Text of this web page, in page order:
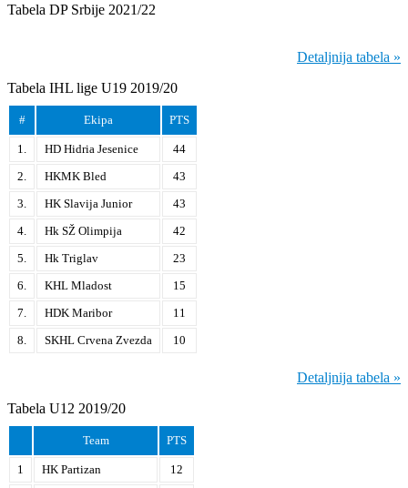
Tabela DP Srbije 2021/22
Detaljnija tabela »
Tabela IHL lige U19 2019/20
# Ekipa PTS
1. HD Hidria Jesenice
44
2.
HKMK Bled
43
3.
HK Slavija Junior
43
4.
Hk SŽ Olimpija
42
5.
Hk Triglav
23
6.
KHL Mladost
15
7.
HDK Maribor
11
8.
SKHL Crvena Zvezda 10
Detaljnija tabela »
Tabela U12 2019/20
Team PTS
1 HK Partizan
12